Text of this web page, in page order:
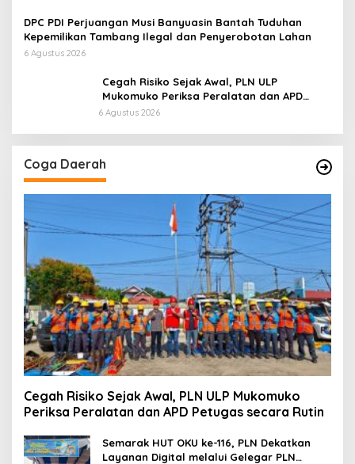
di Kawasan Pesisir
DPC PDI Perjuangan Musi Banyuasin Bantah Tuduhan
Kepemilikan Tambang Ilegal dan Penyerobotan Lahan
6 Agustus 2026
Cegah Risiko Sejak Awal, PLN ULP
Mukomuko Periksa Peralatan dan APD
Petugas secara Rutin
6 Agustus 2026
Coga Daerah
Cegah Risiko Sejak Awal, PLN ULP Mukomuko
Periksa Peralatan dan APD Petugas secara Rutin
Semarak HUT OKU ke-116, PLN Dekatkan
Layanan Digital melalui Gelegar PLN